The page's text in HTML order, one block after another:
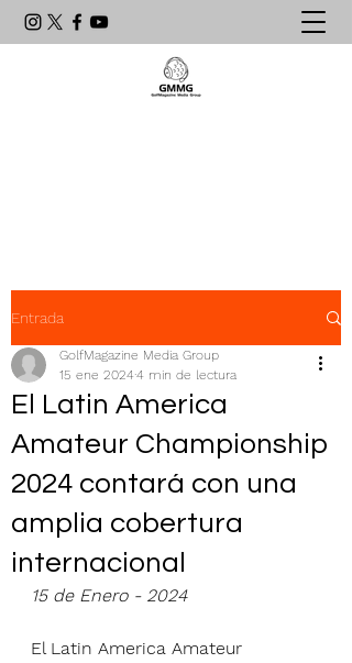
Entrada
El Latin America
Amateur Championship
2024 contará con una
amplia cobertura
internacional
GolfMagazine Media Group
15 ene 20244 min de lectura
15 de Enero - 2024
El Latin America Amateur